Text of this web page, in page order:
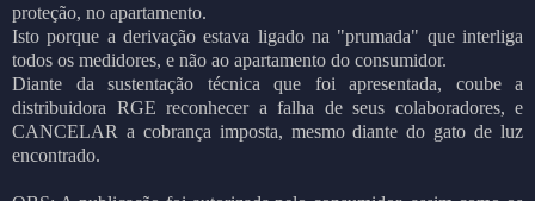
proteção, no apartamento.
Isto porque a derivação estava ligado na "prumada" que interliga
todos os medidores, e não ao apartamento do consumidor.
Diante da sustentação técnica que foi apresentada, coube a
distribuidora RGE reconhecer a falha de seus colaboradores, e
CANCELAR a cobrança imposta, mesmo diante do gato de luz
encontrado.